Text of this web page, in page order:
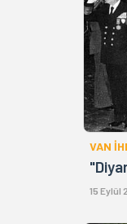
VAN
15 Eylül